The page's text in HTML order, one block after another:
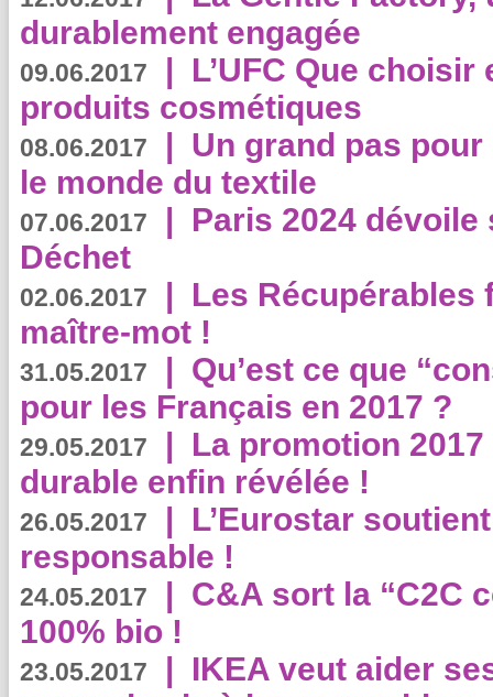
durablement engagée
09.06.2017 | L’UFC Que
produits cosmétiques
08.06.2017 | Un grand pas
le monde du textile
07.06.2017 | Paris 2024
Déchet
02.06.2017 | Les Récupérables
maître-mot !
31.05.2017 | Qu’est ce que
pour les Français en 2017 ?
29.05.2017 | La promotion
durable enfin révélée !
26.05.2017 | L’Eurostar
responsable !
24.05.2017 | C&A sort la “C2C
100% bio !
23.05.2017 | IKEA veut aider